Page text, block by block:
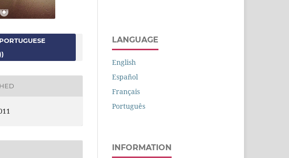
LANGUAGE
English
Español
Français
Português
INFORMATION